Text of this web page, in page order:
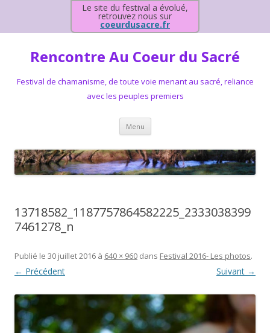
Le site du festival a évolué,
retrouvez nous sur
coeurdusacre.fr
Rencontre Au Coeur du Sacré
Festival de chamanisme, de toute voie menant au sacré, reliance
avec les peuples premiers
Menu Aller au contenu principal
13718582_1187757864582225_2333038399
7461278_n
Publié le 30 juillet 2016 à 640 × 960 dans Festival 2016- Les photos.
← Précédent Suivant →